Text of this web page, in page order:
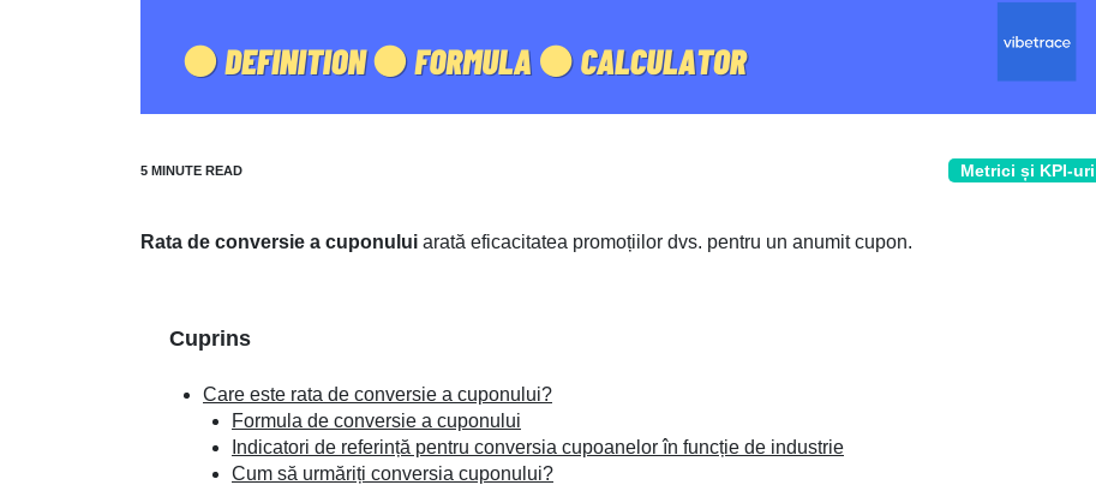
Metrici și KPI-uri
Rata de conversie a cuponului arată eficacitatea promoțiilor dvs. pentru un anumit cupon.
Cuprins
Care este rata de conversie a cuponului?
Formula de conversie a cuponului
Indicatori de referință pentru conversia cupoanelor în funcție de industrie
Cum să urmăriți conversia cuponului?